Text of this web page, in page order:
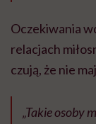
Oczekiwania
relacjach
czują, że nie
„Takie osoby